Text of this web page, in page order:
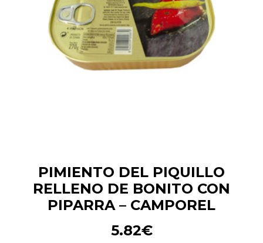
PIMIENTO DEL PIQUILLO
RELLENO DE BONITO CON
PIPARRA – CAMPOREL
5.82€